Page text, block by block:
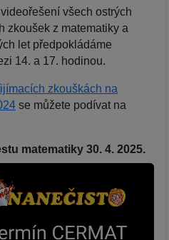
všech ostrých
zkoušek z matematiky a
let předpokládáme
14. a 17. hodinou.
zkouškách na
se můžete podívat na
matematiky 30. 4. 2025.